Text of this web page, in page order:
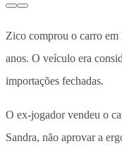
Zico comprou o carro
anos. O veículo era
importações fechadas.
O ex-jogador vendeu o
Sandra, não aprovar a